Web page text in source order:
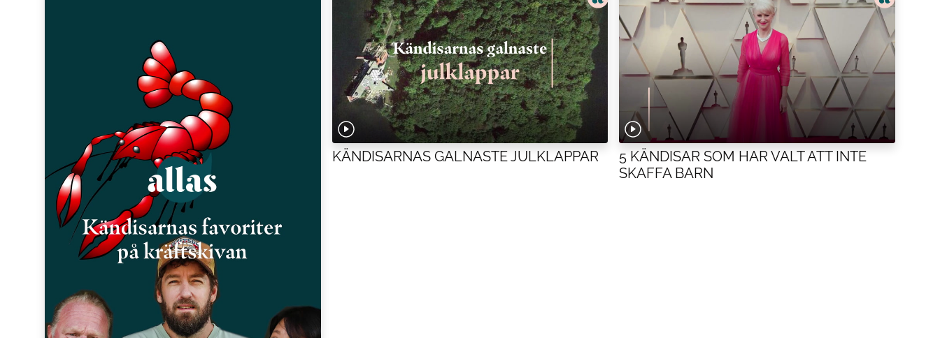
KÄNDISARNAS GALNASTE JULKLAPPAR
5 KÄNDISAR SOM HAR VALT ATT INTE
SKAFFA BARN